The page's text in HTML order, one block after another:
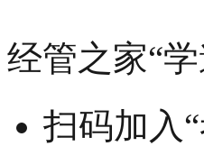
经管之家“
扫码加入